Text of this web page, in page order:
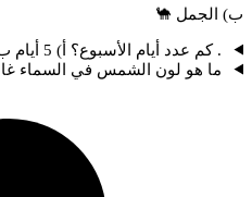
ب) الجمل 🐪
. كم عدد أيام الأسبوع؟ أ) 5 أيام ب) 6 أيام ج) 7 أيام
ما هو لون الشمس في السماء